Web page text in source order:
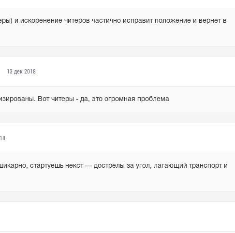
и искоренение читеров частично исправит положение и вернет в
13 дек 2018
Вот читеры - да, это огромная проблема
стартуешь некст — дострелы за угол, лагающий транспорт и